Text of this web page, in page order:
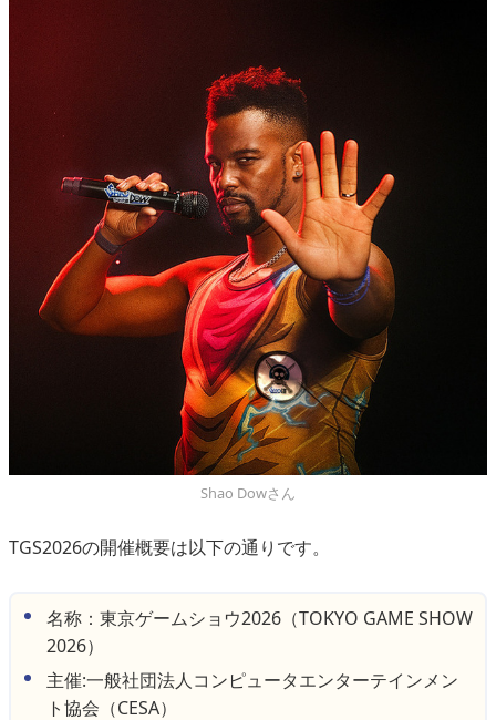
Shao Dowさん
TGS2026の開催概要は以下の通りです。
名称：東京ゲームショウ2026（TOKYO GAME SHOW
2026）
主催:一般社団法人コンピュータエンターテインメン
ト協会（CESA）